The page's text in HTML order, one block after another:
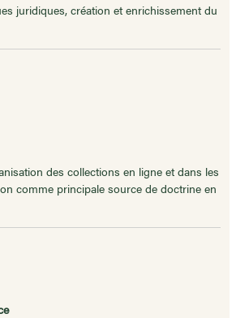
juridiques, création et enrichissement du
des collections en ligne et dans les
comme principale source de doctrine en